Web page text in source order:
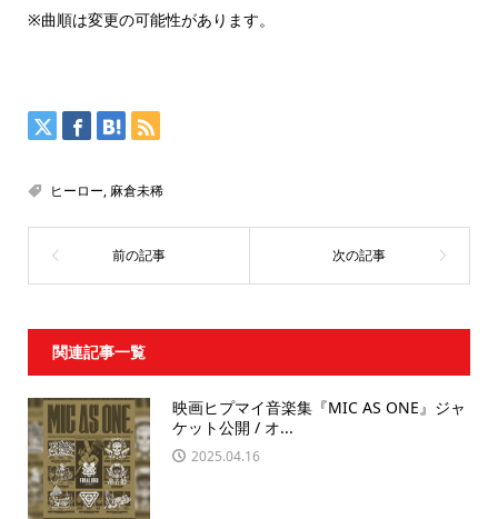
※曲順は変更の可能性があります。
ヒーロー, 麻倉未稀
関連記事一覧
映画ヒプマイ音楽集『MIC AS ONE』ジャ
ケット公開 / オ...
2025.04.16